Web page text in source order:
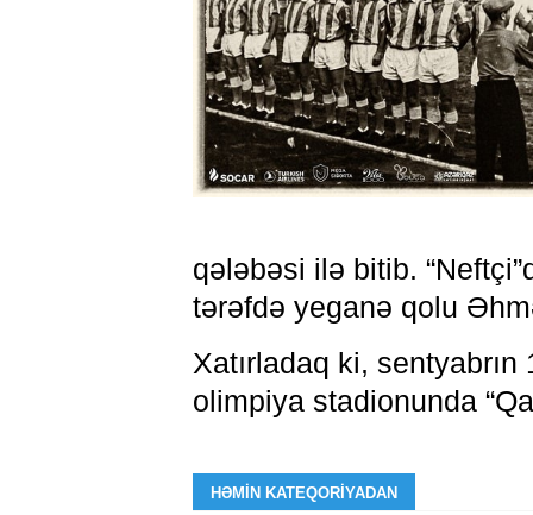
qələbəsi ilə bitib.
tərəfdə yeganə qolu
Xatırladaq ki, sentyabrın
olimpiya stadionunda
HƏMIN KATEQORIYADAN